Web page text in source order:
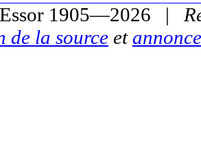
1905—2026 |
de la source et